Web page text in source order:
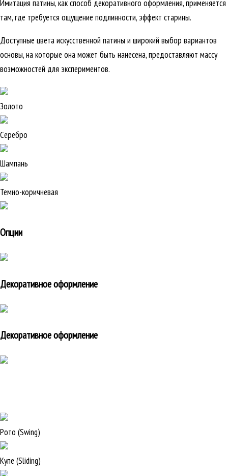
Имитация патины, как способ декоративного оформления, применяется
там, где требуется ощущение подлинности, эффект старины.
Доступные цвета искусственной патины и широкий выбор вариантов
основы, на которые она может быть нанесена, предоставляют массу
возможностей для экспериментов.
Золото
Серебро
Шампань
Темно-коричневая
Опции
Декоративное оформление
Декоративное оформление
Рото (Swing)
Купе (Sliding)